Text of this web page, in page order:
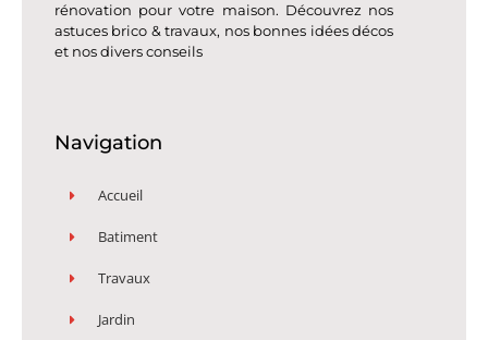
rénovation pour votre maison. Découvrez nos
astuces brico & travaux, nos bonnes idées décos
et nos divers conseils
Navigation
Accueil
Batiment
Travaux
Jardin